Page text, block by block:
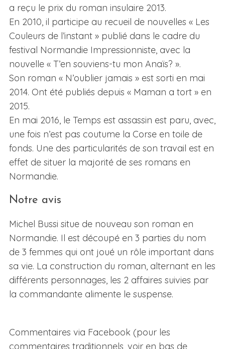
a reçu le prix du roman insulaire 2013.
En 2010, il participe au recueil de nouvelles « Les
Couleurs de l’instant » publié dans le cadre du
festival Normandie Impressionniste, avec la
nouvelle « T’en souviens-tu mon Anaïs? ».
Son roman « N’oublier jamais » est sorti en mai
2014. Ont été publiés depuis « Maman a tort » en
2015.
En mai 2016, le Temps est assassin est paru, avec,
une fois n’est pas coutume la Corse en toile de
fonds. Une des particularités de son travail est en
effet de situer la majorité de ses romans en
Normandie.
Notre avis
Michel Bussi situe de nouveau son roman en
Normandie. Il est découpé en 3 parties du nom
de 3 femmes qui ont joué un rôle important dans
sa vie. La construction du roman, alternant en les
différents personnages, les 2 affaires suivies par
la commandante alimente le suspense.
Commentaires via Facebook (pour les
commentaires traditionnels, voir en bas de